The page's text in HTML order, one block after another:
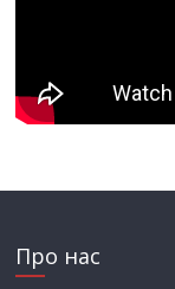
Про нас